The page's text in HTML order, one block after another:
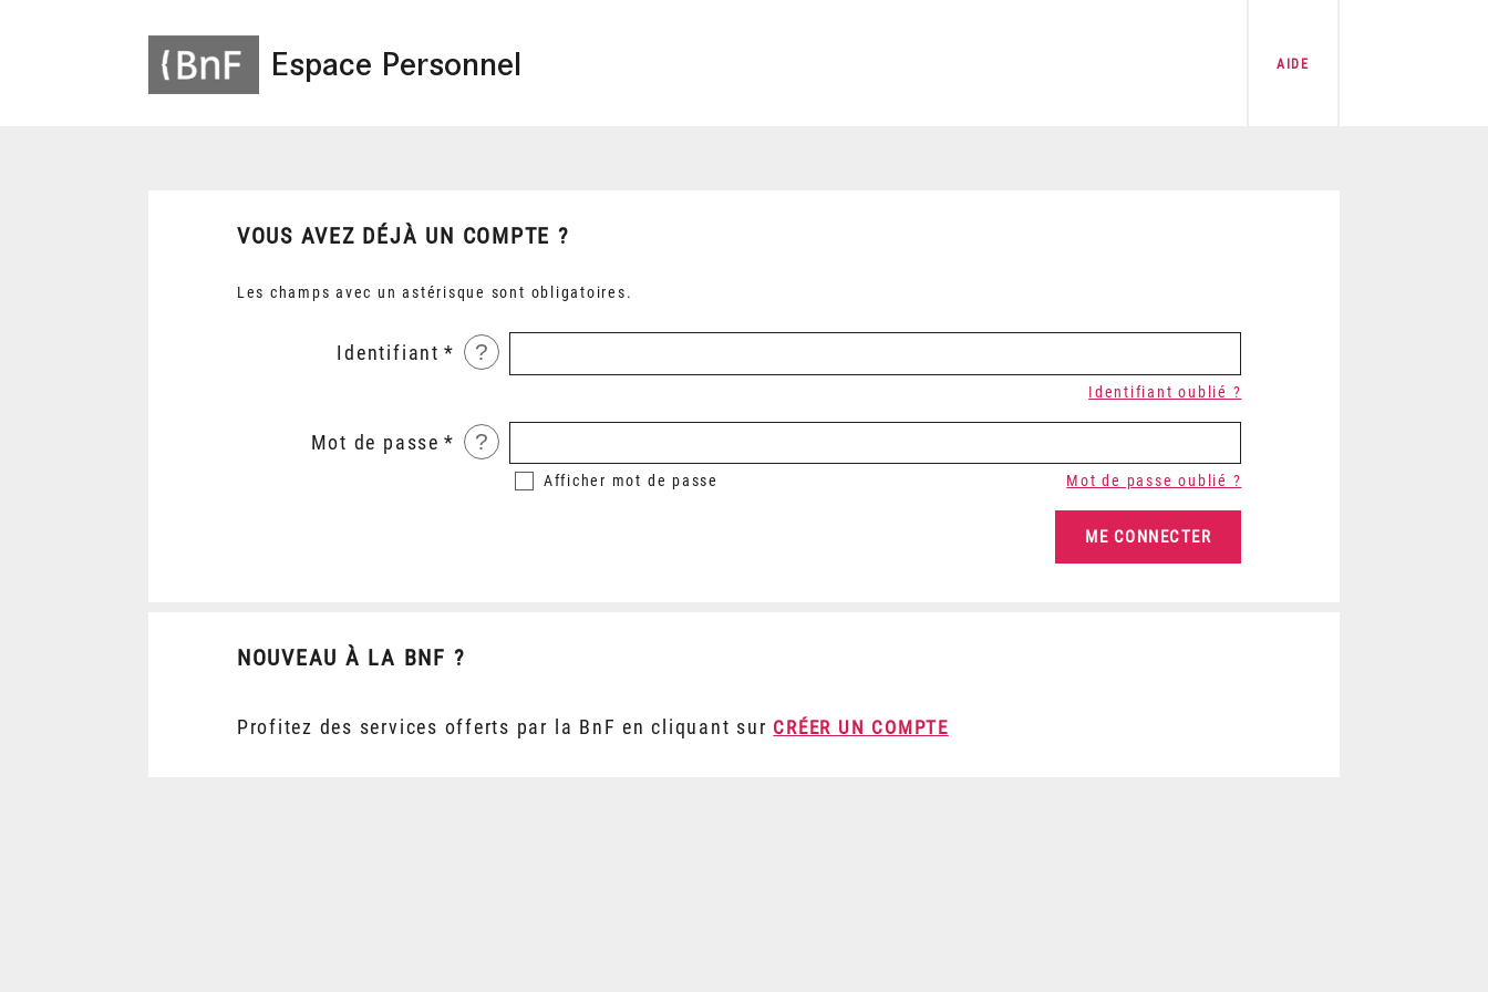
Espace Personnel AIDE
VOUS AVEZ DÉJÀ UN COMPTE ?
Les champs avec un astérisque sont obligatoires.
Identifiant ?
Identifiant oublié ?
Mot de passe ?
Afficher mot de passe Mot de passe oublié ?
NOUVEAU À LA BNF ?
Profitez des services offerts par la BnF en cliquant sur CRÉER UN COMPTE